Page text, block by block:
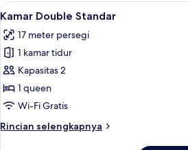
Lihat
semua
foto
untuk
Kamar
Double
Standar
Kamar
7
Kamar Double Standar
17 meter persegi
1 kamar tidur
Kapasitas 2
1 queen
Wi-Fi Gratis
Rincian selengkapnya
Rincian